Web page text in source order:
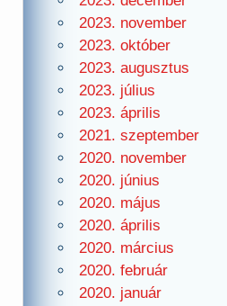
2023. november
2023. október
2023. augusztus
2023. július
2023. április
2021. szeptember
2020. november
2020. június
2020. május
2020. április
2020. március
2020. február
2020. január